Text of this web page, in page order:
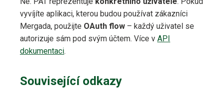
vyvíjíte aplikaci, kterou budou používat zákazníci
Mergada, použijte OAuth flow – každý uživatel se
autorizuje sám pod svým účtem. Více v API
dokumentaci.
Související odkazy